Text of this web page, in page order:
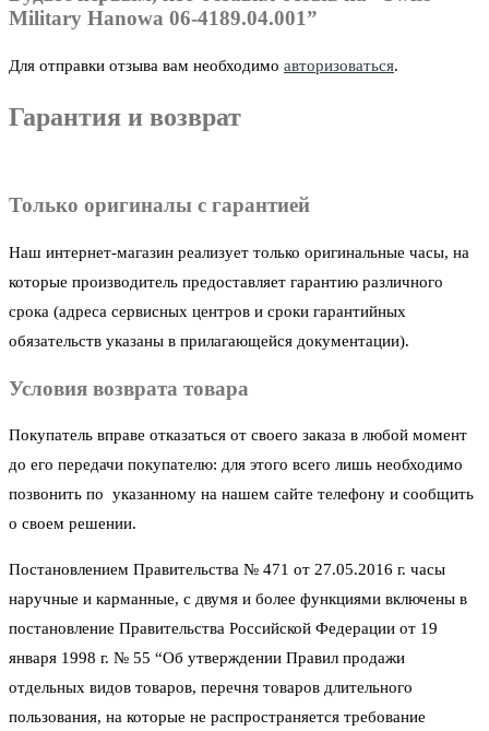
Military Hanowa 06-4189.04.001”
Для отправки отзыва вам необходимо авторизоваться.
Гарантия и возврат
Только оригиналы с гарантией
Наш интернет-магазин реализует только оригинальные часы, на
которые производитель предоставляет гарантию различного
срока (адреса сервисных центров и сроки гарантийных
обязательств указаны в прилагающейся документации).
Условия возврата товара
Покупатель вправе отказаться от своего заказа в любой момент
до его передачи покупателю: для этого всего лишь необходимо
позвонить по указанному на нашем сайте телефону и сообщить
о своем решении.
Постановлением Правительства № 471 от 27.05.2016 г. часы
наручные и карманные, с двумя и более функциями включены в
постановление Правительства Российской Федерации от 19
января 1998 г. № 55 “Об утверждении Правил продажи
отдельных видов товаров, перечня товаров длительного
пользования, на которые не распространяется требование